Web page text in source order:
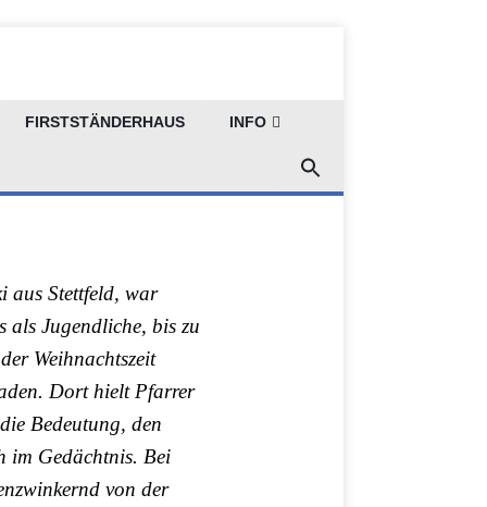
FIRSTSTÄNDERHAUS INFO
in
aus Stettfeld, war
als Jugendliche, bis zu
Weihnachtszeit
Dort hielt Pfarrer
Bedeutung, den
im Gedächtnis. Bei
von der